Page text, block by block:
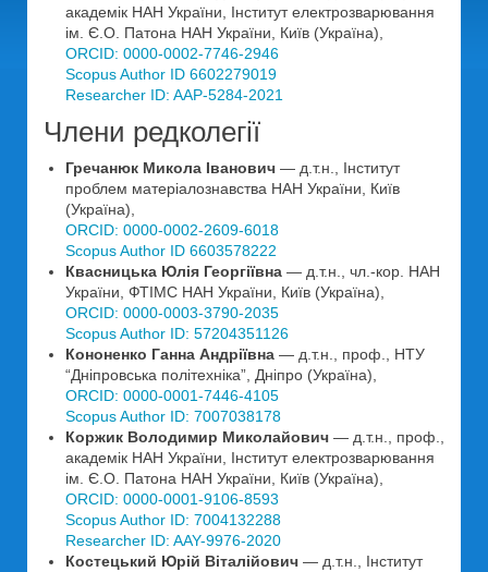
академік НАН України, Інститут електрозварювання
ім. Є.О. Патона НАН України, Київ (Україна),
ORCID: 0000-0002-7746-2946
Scopus Author ID 6602279019
Researcher ID: AAP-5284-2021
Члени редколегії
Гречанюк Микола Іванович — д.т.н., Інститут
проблем матеріалознавства НАН України, Київ
(Україна),
ORCID: 0000-0002-2609-6018
Scopus Author ID 6603578222
Квасницька Юлія Георгіївна — д.т.н., чл.-кор. НАН
України, ФТІМС НАН України, Київ (Україна),
ORCID: 0000-0003-3790-2035
Scopus Author ID: 57204351126
Кононенко Ганна Андріївна — д.т.н., проф., НТУ
“Дніпровська політехніка”, Дніпро (Україна),
ORCID: 0000-0001-7446-4105
Scopus Author ID: 7007038178
Коржик Володимир Миколайович — д.т.н., проф.,
академік НАН України, Інститут електрозварювання
ім. Є.О. Патона НАН України, Київ (Україна),
ORCID: 0000-0001-9106-8593
Scopus Author ID: 7004132288
Researcher ID: AAY-9976-2020
Костецький Юрій Віталійович — д.т.н., Інститут